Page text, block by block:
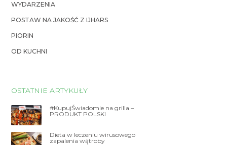
WYDARZENIA
POSTAW NA JAKOŚĆ Z IJHARS
PIORIN
OD KUCHNI
OSTATNIE ARTYKUŁY
#KupujŚwiadomie na grilla –
PRODUKT POLSKI
Dieta w leczeniu wirusowego
zapalenia wątroby